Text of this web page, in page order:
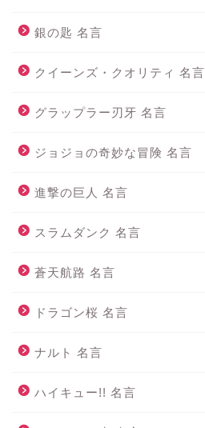
銀の匙 名言
クイーンズ・クオリティ 名言
グラップラー刃牙 名言
ジョジョの奇妙な冒険 名言
進撃の巨人 名言
スラムダンク 名言
蒼天航路 名言
ドラゴン桜 名言
ナルト 名言
ハイキュー!! 名言